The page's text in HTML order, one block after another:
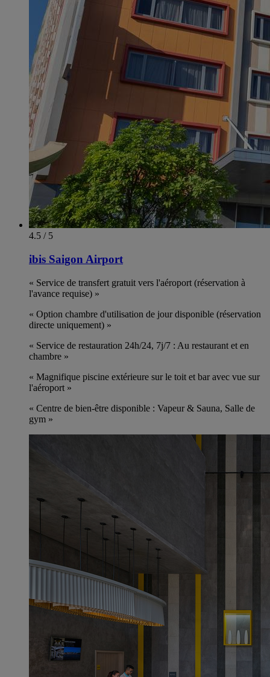
4.5 / 5
ibis Saigon Airport
« Service de transfert gratuit vers l'aéroport (réservation à
l'avance requise) »
« Option chambre d'utilisation de jour disponible (réservation
directe uniquement) »
« Service de restauration 24h/24, 7j/7 : Au restaurant et en
chambre »
« Magnifique piscine extérieure sur le toit et bar avec vue sur
l'aéroport »
« Centre de bien-être disponible : Vapeur & Sauna, Salle de
gym »